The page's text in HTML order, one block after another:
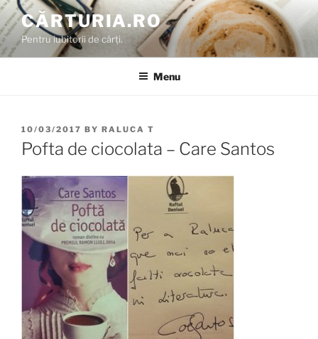
Skip
to
content
CĂRTURIA.RO
Pentru iubitorii de cărți.
Menu
POSTED
ON
10/03/2017 BY RALUCA T
Pofta de ciocolata – Care Santos